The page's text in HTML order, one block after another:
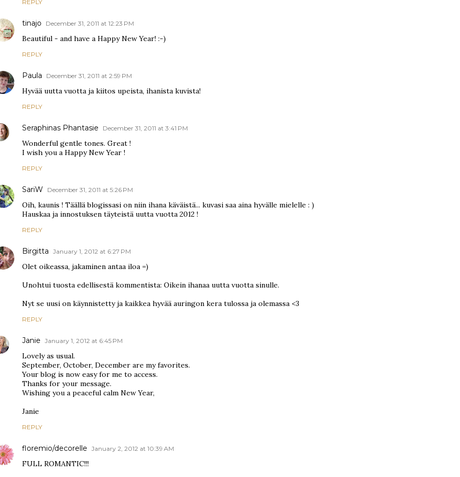
REPLY
tinajo December 31, 2011 at 12:23 PM
Beautiful - and have a Happy New Year! :-)
REPLY
Paula December 31, 2011 at 2:59 PM
Hyvää uutta vuotta ja kiitos upeista, ihanista kuvista!
REPLY
Seraphinas Phantasie December 31, 2011 at 3:41 PM
Wonderful gentle tones. Great !
I wish you a Happy New Year !
REPLY
SariW December 31, 2011 at 5:26 PM
Oih, kaunis ! Täällä blogissasi on niin ihana käväistä... kuvasi saa aina hyvälle mielelle : )
Hauskaa ja innostuksen täyteistä uutta vuotta 2012 !
REPLY
Birgitta January 1, 2012 at 6:27 PM
Olet oikeassa, jakaminen antaa iloa =)
Unohtui tuosta edellisestä kommentista: Oikein ihanaa uutta vuotta sinulle.
Nyt se uusi on käynnistetty ja kaikkea hyvää auringon kera tulossa ja olemassa <3
REPLY
Janie January 1, 2012 at 6:45 PM
Lovely as usual.
September, October, December are my favorites.
Your blog is now easy for me to access.
Thanks for your message.
Wishing you a peaceful calm New Year,
Janie
REPLY
floremio/decorelle January 2, 2012 at 10:39 AM
FULL ROMANTIC!!!